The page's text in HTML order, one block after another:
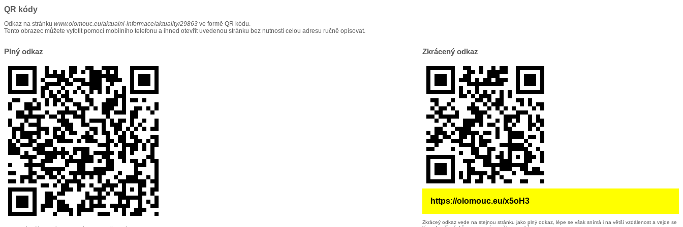
QR kódy
Odkaz na stránku www.olomouc.eu/aktualni-informace/aktuality/29863 ve formě QR kódu.
Tento obrazec můžete vyfotit pomocí mobilního telefonu a ihned otevřít uvedenou stránku bez nutnosti celou adresu ručně opisovat.
Plný odkaz Zkrácený odkaz
https://olomouc.eu/x5oH3
Zkráceý odkaz vede na stejnou stránku jako plný odkaz, lépe se však snímá i na větší vzdálenost a vejde se